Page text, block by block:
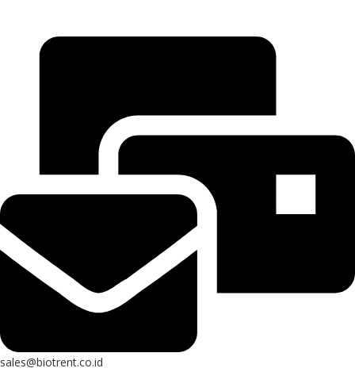
sales@biotrent.co.id